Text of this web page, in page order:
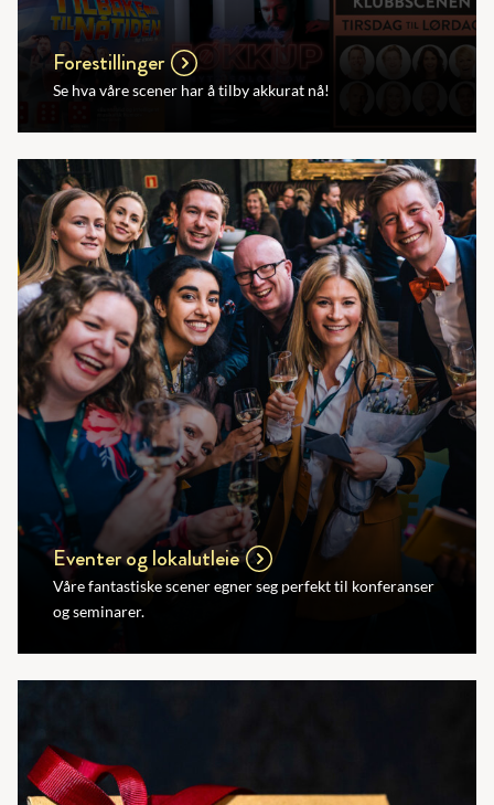
Forestillinger
Se hva våre scener har å tilby akkurat nå!
Eventer og lokalutleie
Våre fantastiske scener egner seg perfekt til konferanser
og seminarer.